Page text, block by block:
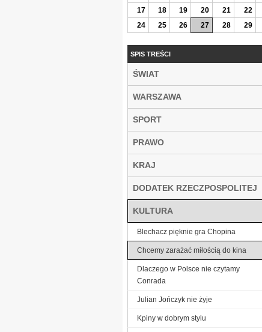
17
18 19 20 21 22
24
25 26 27 28 29
SPIS TREŚCI
ŚWIAT
WARSZAWA
SPORT
PRAWO
KRAJ
DODATEK RZECZPOSPOLITEJ
KULTURA
Blechacz pięknie gra Chopina
Chcemy zarażać miłością do kina
Dlaczego w Polsce nie czytamy
Conrada
Julian Jończyk nie żyje
Kpiny w dobrym stylu